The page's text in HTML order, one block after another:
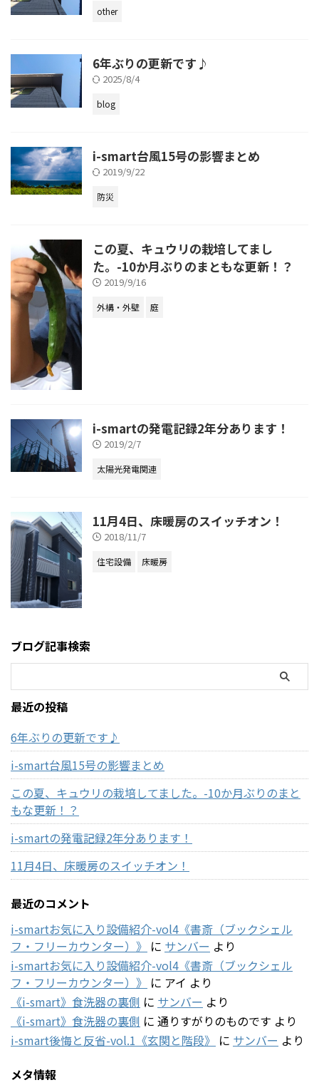
other
6年ぶりの更新です♪
2025/8/4
blog
i-smart台風15号の影響まとめ
2019/9/22
防災
この夏、キュウリの栽培してまし
た。-10か月ぶりのまともな更新！？
2019/9/16
外構・外壁 庭
i-smartの発電記録2年分あります！
2019/2/7
太陽光発電関連
11月4日、床暖房のスイッチオン！
2018/11/7
住宅設備 床暖房
ブログ記事検索
最近の投稿
6年ぶりの更新です♪
i-smart台風15号の影響まとめ
この夏、キュウリの栽培してました。-10か月ぶりのまと
もな更新！？
i-smartの発電記録2年分あります！
11月4日、床暖房のスイッチオン！
最近のコメント
i-smartお気に入り設備紹介-vol4《書斎（ブックシェル
フ・フリーカウンター）》 に サンバー より
i-smartお気に入り設備紹介-vol4《書斎（ブックシェル
フ・フリーカウンター）》 に アイ より
《i-smart》食洗器の裏側 に サンバー より
《i-smart》食洗器の裏側 に 通りすがりのものです より
i-smart後悔と反省-vol.1《玄関と階段》 に サンバー より
メタ情報